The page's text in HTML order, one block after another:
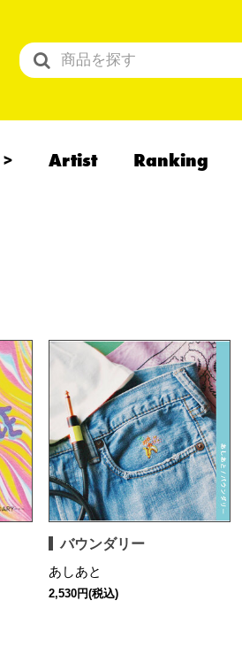
Artist Ranking
バウンダリー
あしあと
2,530円(税込)